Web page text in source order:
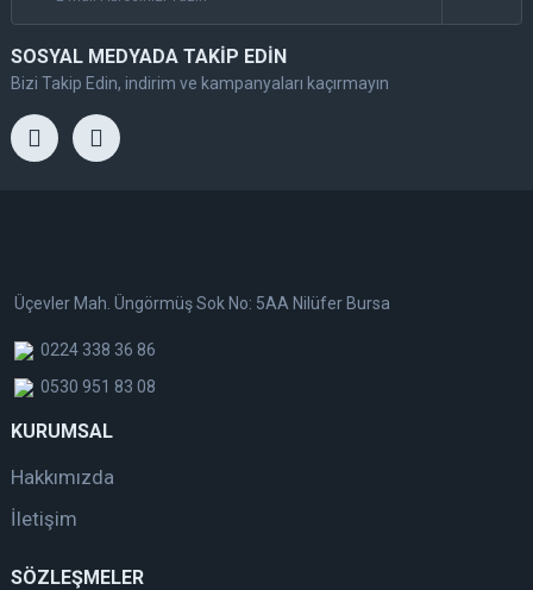
SOSYAL MEDYADA TAKİP EDİN
Bizi Takip Edin, indirim ve kampanyaları kaçırmayın
Üçevler Mah. Üngörmüş Sok No: 5AA Nilüfer Bursa
0224 338 36 86
0530 951 83 08
KURUMSAL
Hakkımızda
İletişim
SÖZLEŞMELER